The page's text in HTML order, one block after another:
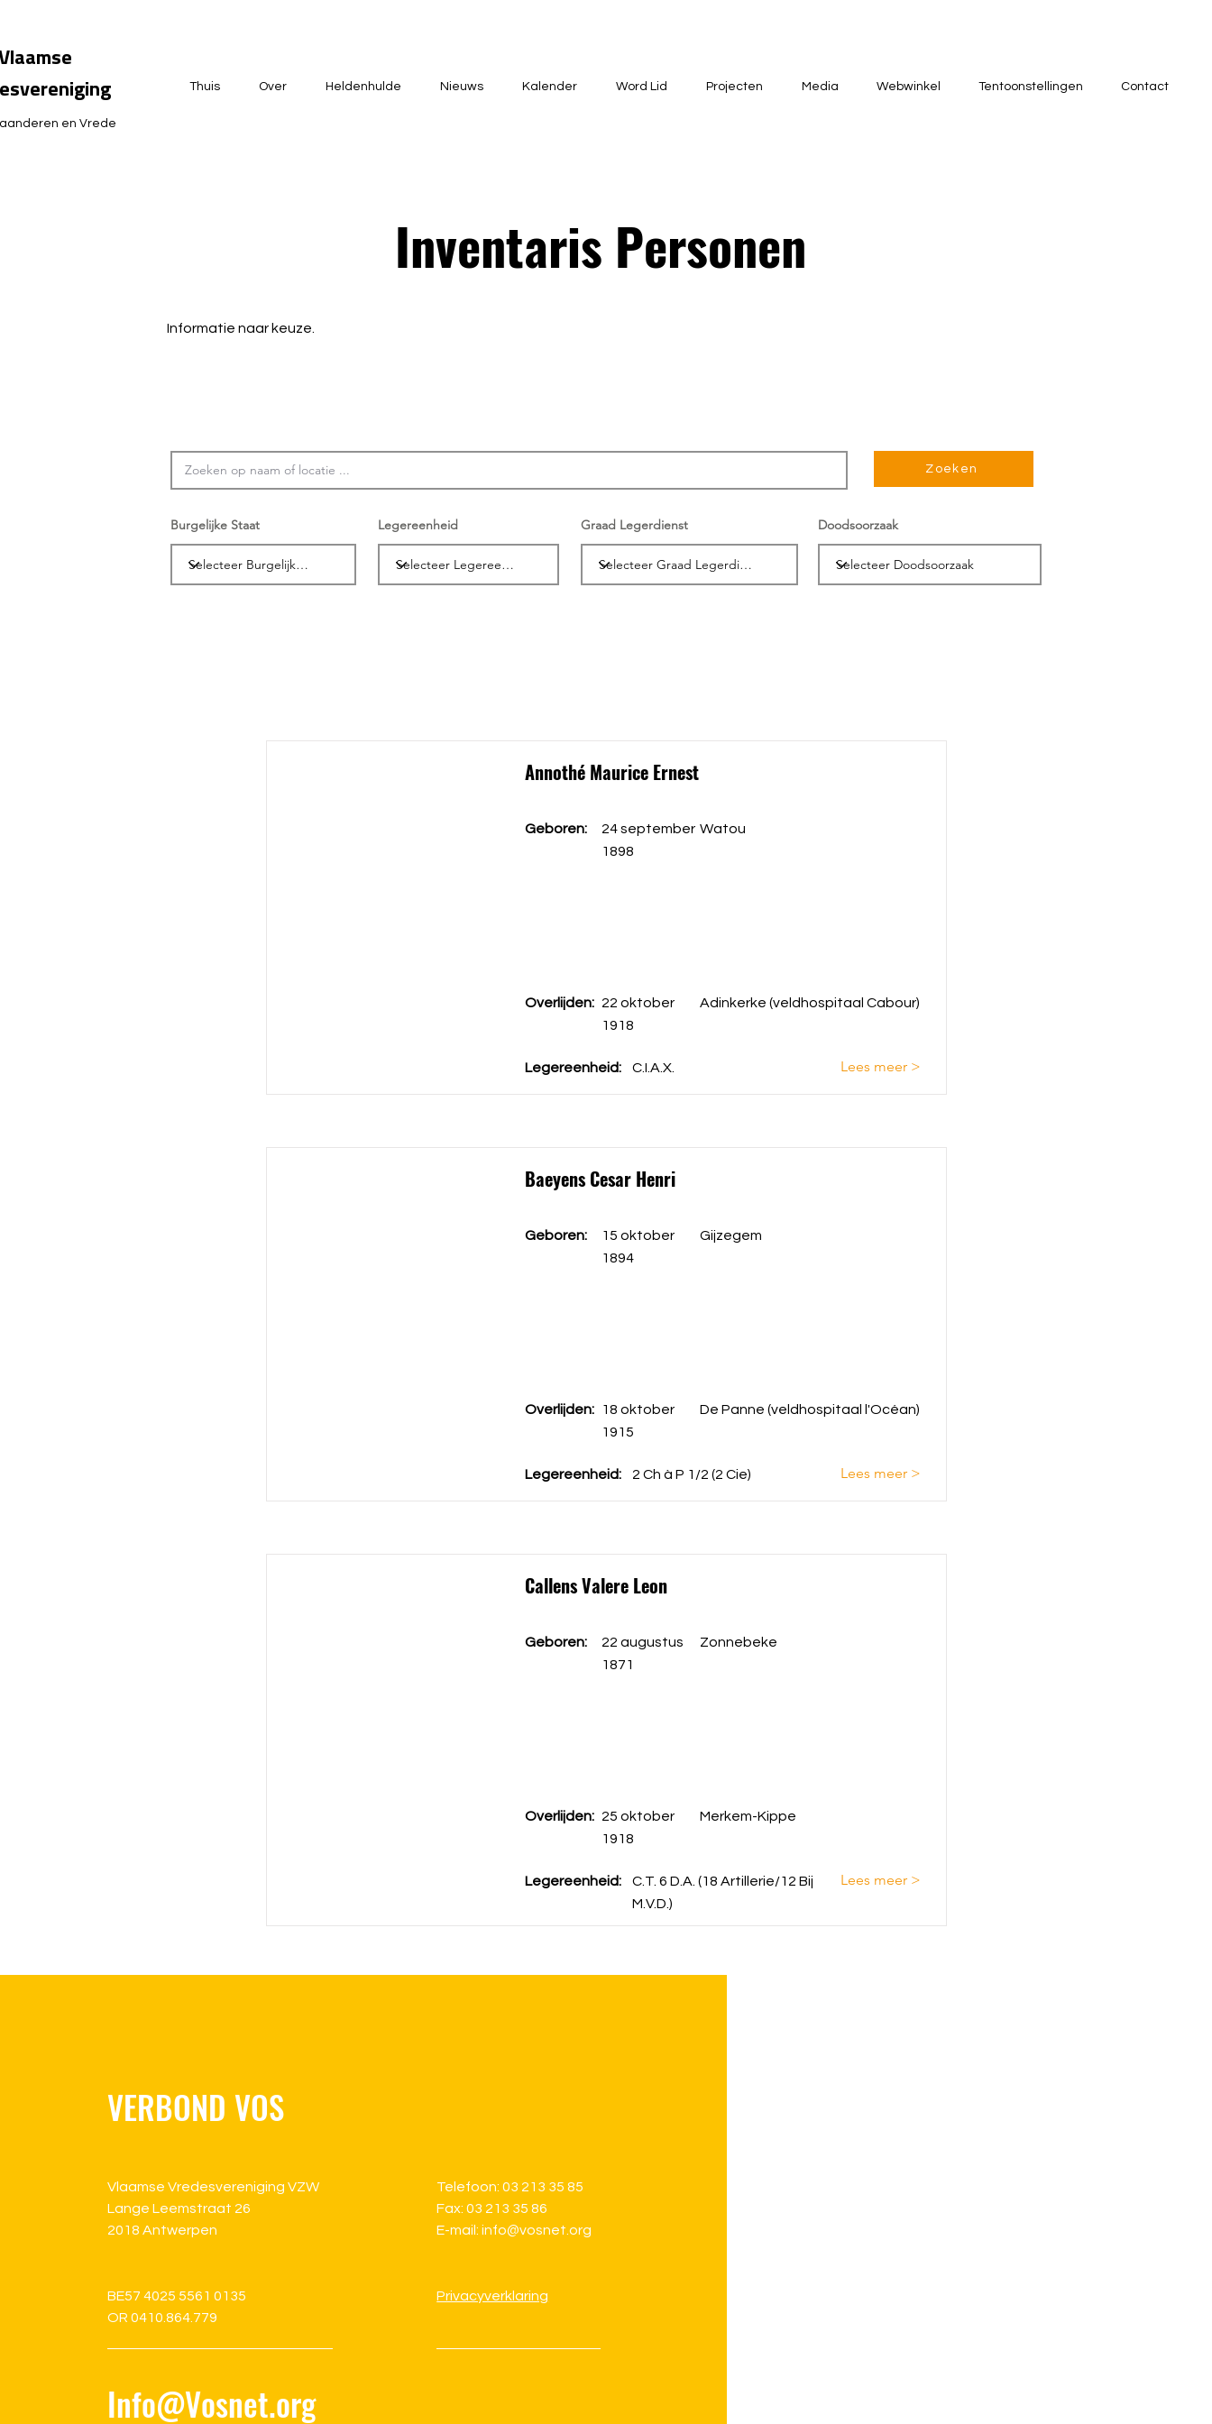
en Vrede
Thuis Over Heldenhulde Nieuws Kalender Word Lid Projecten Media Webwinkel Tentoonstellingen Contact
Inventaris Personen
Informatie naar keuze.
Zoeken
Burgelijke Staat Legereenheid Graad Legerdienst Doodsoorzaak
Annothé Maurice Ernest
Geboren:
24 september
1898
Watou
Overlijden: 22 oktober
1918
Adinkerke (veldhospitaal Cabour)
Legereenheid: C.I.A.X. Lees meer >
Baeyens Cesar Henri
Geboren:
15 oktober
1894
Gijzegem
Overlijden:
18 oktober
1915
De Panne (veldhospitaal l'Océan)
Legereenheid: 2 Ch à P 1/2 (2 Cie) Lees meer >
Callens Valere Leon
Geboren:
22 augustus
1871
Zonnebeke
Overlijden: 25 oktober
1918
Merkem-Kippe
Legereenheid:
C.T. 6 D.A. (18 Artillerie/12 Bij
M.V.D.)
Lees meer >
VERBOND VOS
Vlaamse Vredesvereniging VZW
Lange Leemstraat 26
2018 Antwerpen
BE57 4025 5561 0135
OR 0410.864.779
Telefoon: 03 213 35 85
Fax: 03 213 35 86
E-mail: info@vosnet.org
Privacyverklaring
Info@Vosnet.org